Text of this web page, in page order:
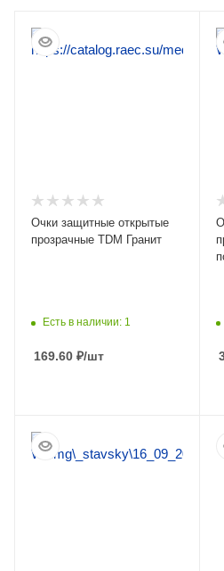
Очки защитные открытые
прозрачные TDM Гранит
Есть в наличии: 1
169.60 ₽/шт